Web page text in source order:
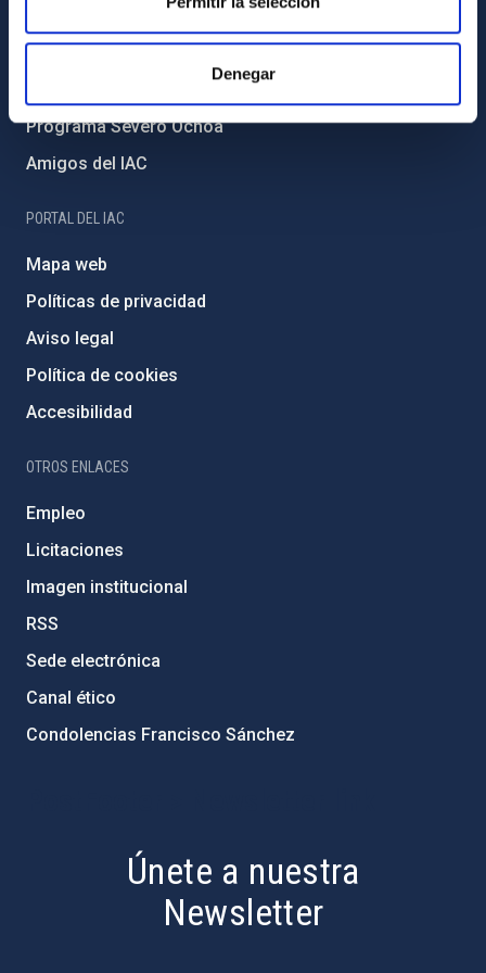
Denegar
Medio Ambiente y Sostenibilidad
Proyectos institucionales
Programa Severo Ochoa
Amigos del IAC
PORTAL DEL IAC
Mapa web
Políticas de privacidad
Aviso legal
Política de cookies
Accesibilidad
OTROS ENLACES
Empleo
Licitaciones
Imagen institucional
RSS
Sede electrónica
Canal ético
Condolencias Francisco Sánchez
Únete a nuestra
Newsletter